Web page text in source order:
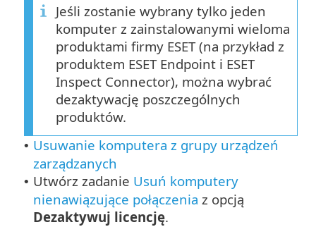
Jeśli zostanie wybrany tylko jeden
komputer z zainstalowanymi wieloma
produktami firmy ESET (na przykład z
produktem ESET Endpoint i ESET
Inspect Connector), można wybrać
dezaktywację poszczególnych
produktów.
• Usuwanie komputera z grupy urządzeń
zarządzanych
• Utwórz zadanie Usuń komputery
nienawiązujące połączenia z opcją
Dezaktywuj licencję.